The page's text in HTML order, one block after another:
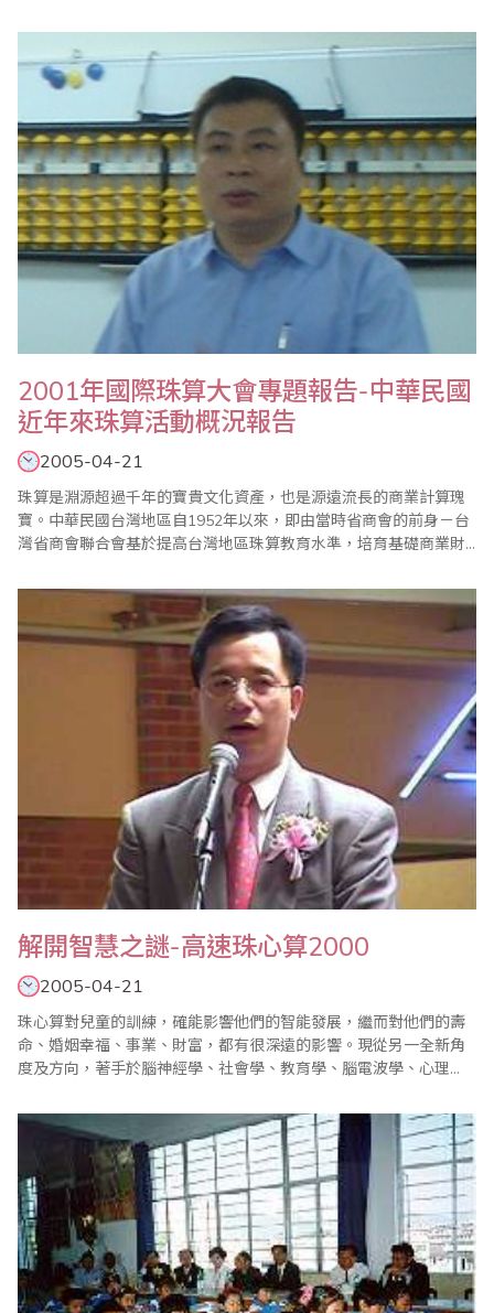
技，將受世界人們所重視，必將為推動人類的進步做出應有的貢
獻。 （１）教育功能顯著 珠心算的教育功能已日益得到社會重視
2001年國際珠算大會專題報告-中華民國
近年來珠算活動概況報告
2005-04-21
珠算是淵源超過千年的寶貴文化資產，也是源遠流長的商業計算瑰
寶。中華民國台灣地區自1952年以來，即由當時省商會的前身－台
灣省商會聯合會基於提高台灣地區珠算教育水準，培育基礎商業財
聯合會珠算促進委員會著手推動珠算發展活動，迄今已逾50年。目
前，台灣地區珠心算組織如雨後春筍般陸續成立，除了台灣省商業
會珠算委員會以外，並包括成立有30年..
解開智慧之謎-高速珠心算2000
2005-04-21
珠心算對兒童的訓練，確能影響他們的智能發展，繼而對他們的壽
命、婚姻幸福、事業、財富，都有很深遠的影響。現從另一全新角
度及方向，著手於腦神經學、社會學、教育學、腦電波學、心理
代的全新訓練方法，以裨益下一代子弟。 愛因斯坦是智慧的代名
詞，他具高度智能，加上堅毅不屈，突破障礙，勤奮努力，才能舉
世知名，並有影響萬代的卓越成..